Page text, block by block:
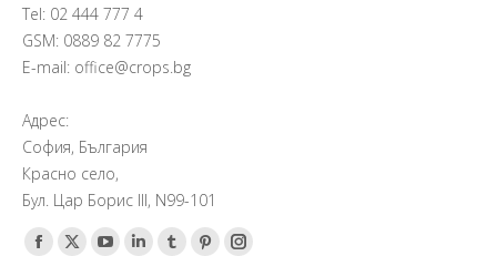
Tel: 02 444 777 4
GSM: 0889 82 7775
E-mail: office@crops.bg
Адрес:
София, България
Красно село,
Бул. Цар Борис III, N99-101
Find us on: